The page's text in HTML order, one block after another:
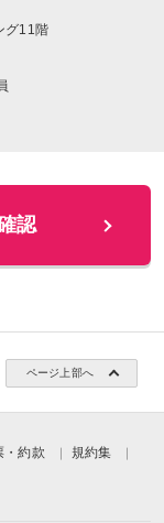
グ11階
ページ上部へ
・約款 規約集